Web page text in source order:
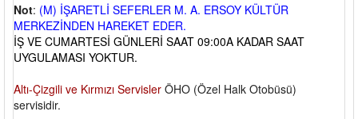
Not: (M) İŞARETLİ SEFERLER M. A. ERSOY KÜLTÜR
MERKEZİNDEN HAREKET EDER.
İŞ VE CUMARTESİ GÜNLERİ SAAT 09:00A KADAR SAAT
UYGULAMASI YOKTUR.
Altı-Çizgili ve Kırmızı Servisler ÖHO (Özel Halk Otobüsü)
servisidir.